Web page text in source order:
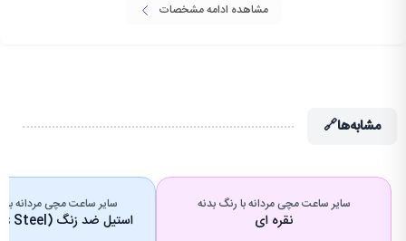
مشاهده ادامه مشخصات
مشابه‌ها🔗
سایر ساعت مچی مردانه با رنگ بدنه
نقره ای
سایر ساعت مچی مردانه
استیل ضد زنگ (Stainless Steel)